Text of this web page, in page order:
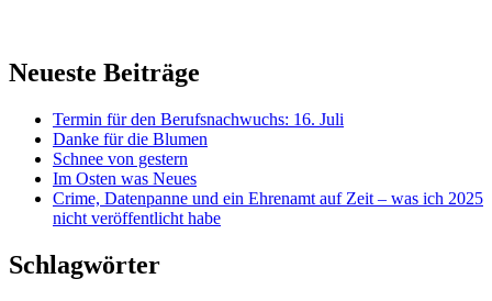
Neueste Beiträge
Termin für den Berufsnachwuchs: 16. Juli
Danke für die Blumen
Schnee von gestern
Im Osten was Neues
Crime, Datenpanne und ein Ehrenamt auf Zeit – was ich 2025
nicht veröffentlicht habe
Schlagwörter